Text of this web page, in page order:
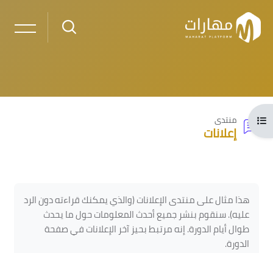
تخطى إلى المحتوى الرئيسي
منتدى
إعلانات
فتح فهرس المقرر
الكتل
هذا مثال على منتدى الإعلانات (والذي يمكنك قراءته دون الرد
عليه). سنقوم بنشر جميع أحدث المعلومات حول ما يحدث
طوال أيام الدورة. إنه مرتبط بحيز آخر الإعلانات في صفحة
الدورة.